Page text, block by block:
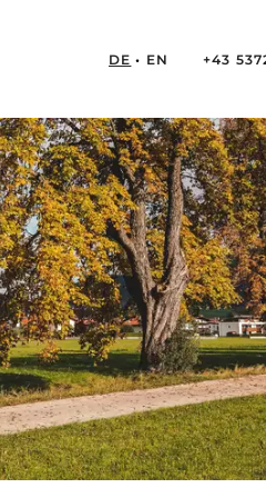
DE EN +43